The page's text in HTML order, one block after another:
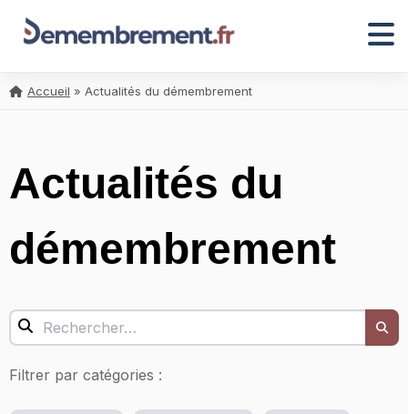
Accueil » Actualités du démembrement
Actualités du
démembrement
Filtrer par catégories :